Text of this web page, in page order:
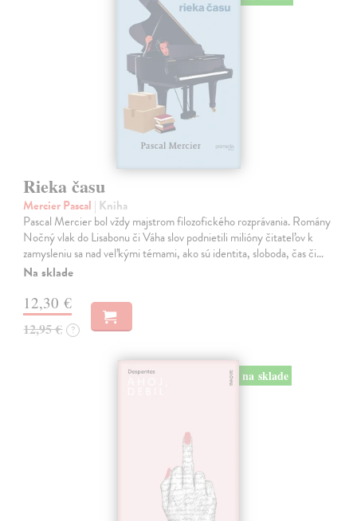
Rieka času
Mercier Pascal | Kniha
Pascal Mercier bol vždy majstrom filozofického rozprávania. Romány
Nočný vlak do Lisabonu či Váha slov podnietili milióny čitateľov k
zamysleniu sa nad veľkými témami, ako sú identita, sloboda, čas či…
Na sklade
12,30 €
12,95 € ?
na sklade